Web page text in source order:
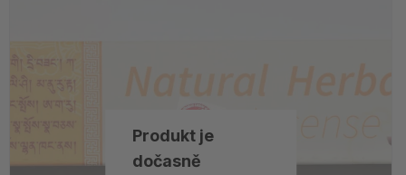
Produkt je
dočasně